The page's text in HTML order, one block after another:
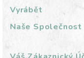
Vyrábět
Naše Společnost